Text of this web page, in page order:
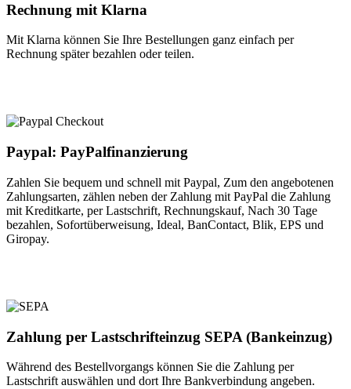
Rechnung mit Klarna
Mit Klarna können Sie Ihre Bestellungen ganz einfach per
Rechnung später bezahlen oder teilen.
Paypal: PayPalfinanzierung
Zahlen Sie bequem und schnell mit Paypal, Zum den angebotenen
Zahlungsarten, zählen neben der Zahlung mit PayPal die Zahlung
mit Kreditkarte, per Lastschrift, Rechnungskauf, Nach 30 Tage
bezahlen, Sofortüberweisung, Ideal, BanContact, Blik, EPS und
Giropay.
Zahlung per Lastschrifteinzug SEPA (Bankeinzug)
Während des Bestellvorgangs können Sie die Zahlung per
Lastschrift auswählen und dort Ihre Bankverbindung angeben.